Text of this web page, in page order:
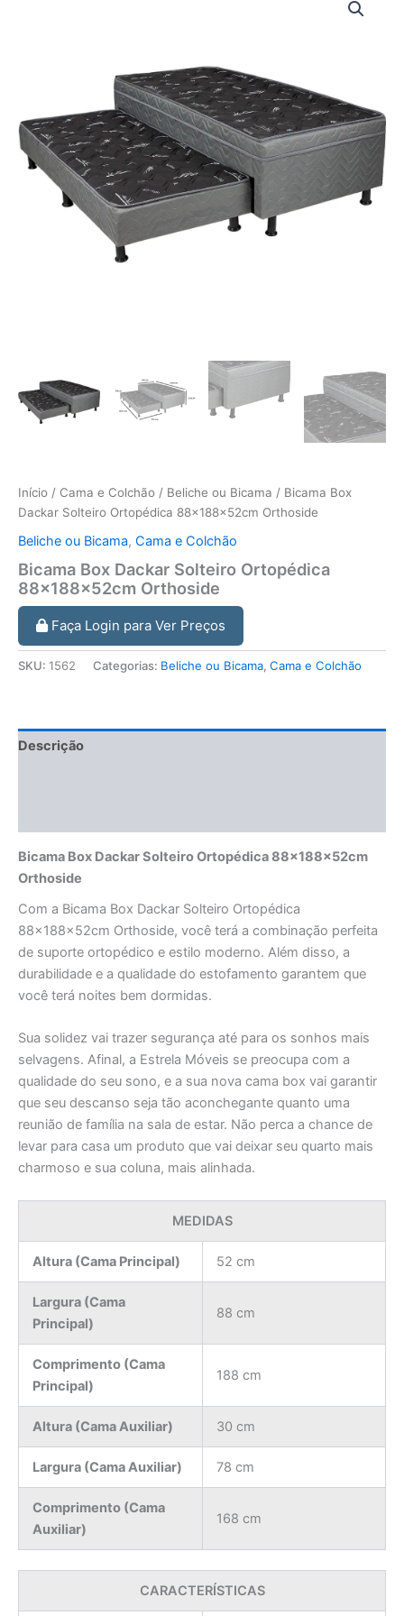
Início / Cama e Colchão / Beliche ou Bicama / Bicama Box
Dackar Solteiro Ortopédica 88x188x52cm Orthoside
Beliche ou Bicama, Cama e Colchão
Bicama Box Dackar Solteiro Ortopédica
88x188x52cm Orthoside
Faça Login para Ver Preços
SKU: 1562 Categorias: Beliche ou Bicama, Cama e Colchão
Descrição
Bicama Box Dackar Solteiro Ortopédica 88x188x52cm
Orthoside
Com a Bicama Box Dackar Solteiro Ortopédica
88x188x52cm Orthoside, você terá a combinação perfeita
de suporte ortopédico e estilo moderno. Além disso, a
durabilidade e a qualidade do estofamento garantem que
você terá noites bem dormidas.
Sua solidez vai trazer segurança até para os sonhos mais
selvagens. Afinal, a Estrela Móveis se preocupa com a
qualidade do seu sono, e a sua nova cama box vai garantir
que seu descanso seja tão aconchegante quanto uma
reunião de família na sala de estar. Não perca a chance de
levar para casa um produto que vai deixar seu quarto mais
charmoso e sua coluna, mais alinhada.
MEDIDAS
Altura (Cama Principal) 52 cm
Largura (Cama
Principal)
88 cm
Comprimento (Cama
Principal)
188 cm
Altura (Cama Auxiliar) 30 cm
Largura (Cama Auxiliar) 78 cm
Comprimento (Cama
Auxiliar)
168 cm
CARACTERÍSTICAS